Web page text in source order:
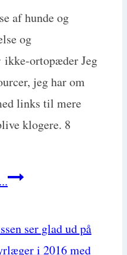
af hunde og
og
ortopæder Jeg
jeg har om
links til mere
klogere. 8
Ledundersøgelse
palpationsteknik
for